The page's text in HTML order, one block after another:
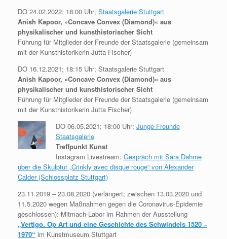
DO 24.02.2022; 18:00 Uhr; Staatsgalerie Stuttgart
Anish Kapoor, »Concave Convex (Diamond)« aus
physikalischer und kunsthistorischer Sicht
Führung für Mitglieder der Freunde der Staatsgalerie (gemeinsam
mit der Kunsthistorikerin Jutta Fischer)
DO 16.12.2021; 18:15 Uhr; Staatsgalerie Stuttgart
Anish Kapoor, »Concave Convex (Diamond)« aus
physikalischer und kunsthistorischer Sicht
Führung für Mitglieder der Freunde der Staatsgalerie (gemeinsam
mit der Kunsthistorikerin Jutta Fischer)
DO 06.05.2021; 18:00 Uhr; Junge Freunde
Staatsgalerie
Treffpunkt Kunst
Instagram Livestream: Gespräch mit Sara Dahme
über die Skulptur „Crinkly avec disque rouge“ von Alexander
Calder (Schlossplatz Stuttgart)
23.11.2019 – 23.08.2020 (verlängert; zwischen 13.03.2020 und
11.5.2020 wegen Maßnahmen gegen die Coronavirus-Epidemie
geschlossen): Mitmach-Labor im Rahmen der Ausstellung
„Vertigo. Op Art und eine Geschichte des Schwindels 1520 –
1970“ im Kunstmuseum Stuttgart